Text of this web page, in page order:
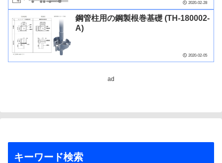
2020-02-28
鋼管柱用の鋼製根巻基礎 (TH-180002-
A)
2020-02-05
ad
キーワード検索